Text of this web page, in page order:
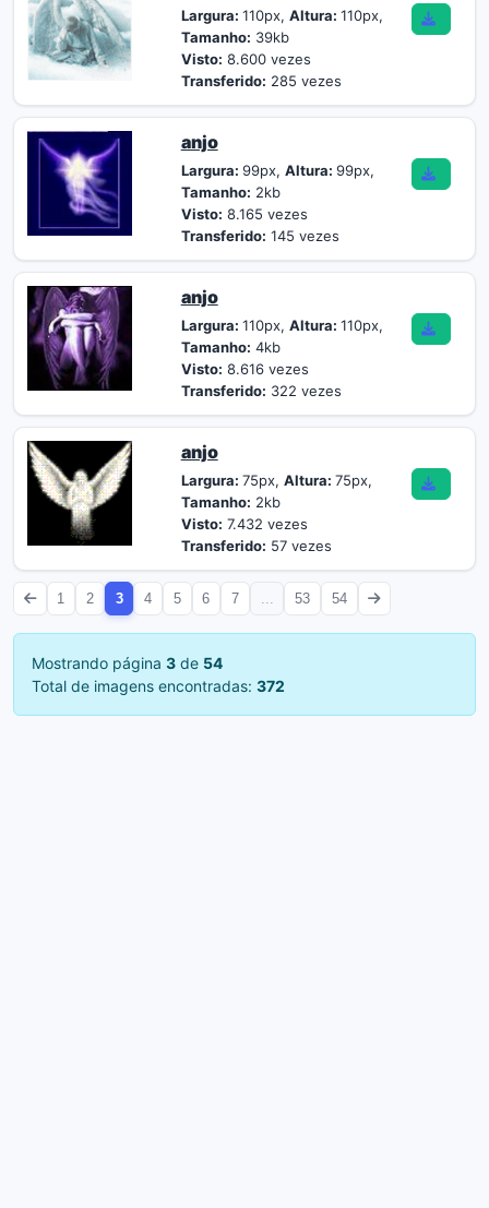
Largura: 110px, Altura: 110px,
Tamanho: 39kb
Visto: 8.600 vezes
Transferido: 285 vezes
anjo
Largura: 99px, Altura: 99px,
Tamanho: 2kb
Visto: 8.165 vezes
Transferido: 145 vezes
anjo
Largura: 110px, Altura: 110px,
Tamanho: 4kb
Visto: 8.616 vezes
Transferido: 322 vezes
anjo
Largura: 75px, Altura: 75px,
Tamanho: 2kb
Visto: 7.432 vezes
Transferido: 57 vezes
1 2 3 4 5 6 7 53 54
Mostrando página 3 de 54
Total de imagens encontradas: 372